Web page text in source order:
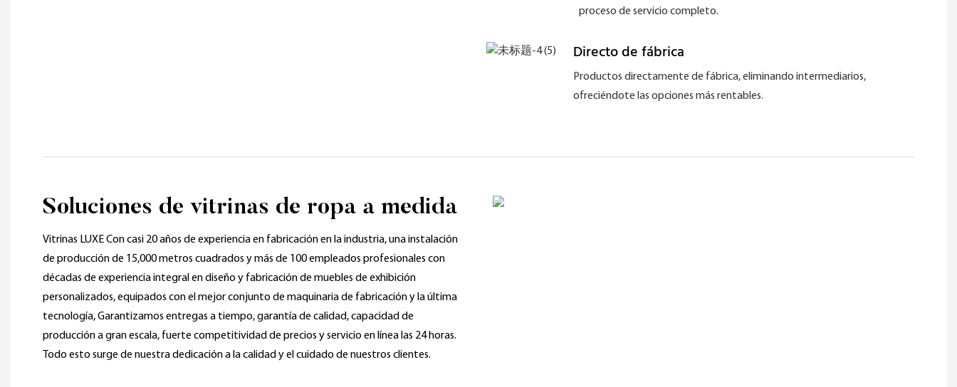
proceso de servicio completo.
Directo de fábrica
Productos directamente de fábrica, eliminando intermediarios,
ofreciéndote las opciones más rentables.
Soluciones de vitrinas de ropa a medida
Vitrinas LUXE Con ​​casi 20 años de experiencia en fabricación en la industria, una instalación
de producción de 15,000 metros cuadrados y más de 100 empleados profesionales con
décadas de experiencia integral en diseño y fabricación de muebles de exhibición
personalizados, equipados con el mejor conjunto de maquinaria de fabricación y la última
tecnología, Garantizamos entregas a tiempo, garantía de calidad, capacidad de
producción a gran escala, fuerte competitividad de precios y servicio en línea las 24 horas.
Todo esto surge de nuestra dedicación a la calidad y el cuidado de nuestros clientes.